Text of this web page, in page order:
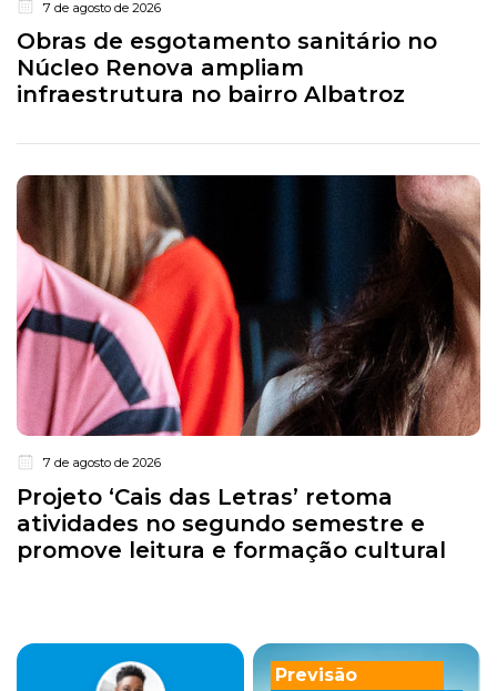
7 de agosto de 2026
Obras de esgotamento sanitário no
Núcleo Renova ampliam
infraestrutura no bairro Albatroz
7 de agosto de 2026
Projeto ‘Cais das Letras’ retoma
atividades no segundo semestre e
promove leitura e formação cultural
Previsão